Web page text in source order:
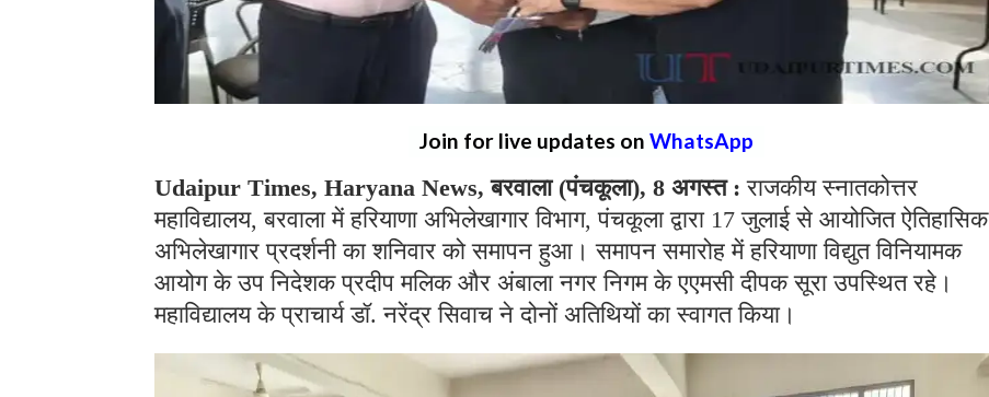
Join for live updates on WhatsApp
Udaipur Times, Haryana News, बरवाला (पंचकूला), 8 अगस्त :राजकीय स्नातकोत्तर
महाविद्यालय, बरवाला में हरियाणा अभिलेखागार विभाग, पंचकूला द्वारा 17 जुलाई से आयोजित ऐतिहासिक
अभिलेखागार प्रदर्शनी का शनिवार को समापन हुआ। समापन समारोह में हरियाणा विद्युत विनियामक
आयोग के उप निदेशक प्रदीप मलिक और अंबाला नगर निगम के एएमसी दीपक सूरा उपस्थित रहे।
महाविद्यालय के प्राचार्य डॉ. नरेंद्र सिवाच ने दोनों अतिथियों का स्वागत किया।